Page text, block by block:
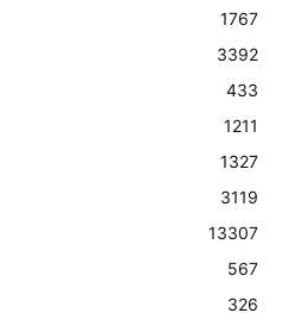
1767
3392
433
1211
1327
3119
13307
567
326